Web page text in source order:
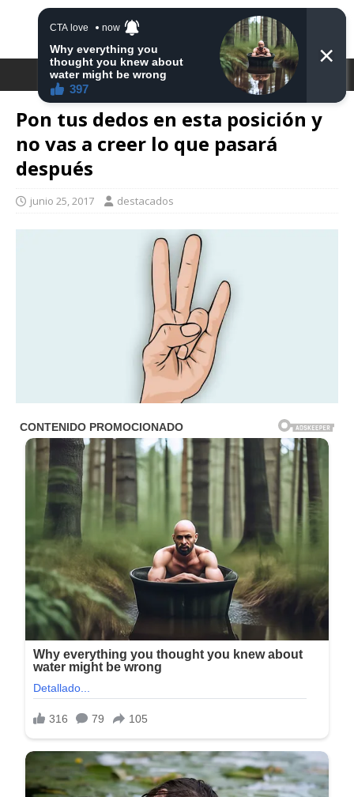
DESTACA2
Pon tus dedos en esta posición y
no vas a creer lo que pasará
después
junio 25, 2017 destacados